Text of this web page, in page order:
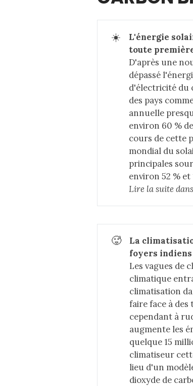
☀️
L'énergie
toute
D'après une
dépassé
d'électricité du
des pays
annuelle
environ 60 %
cours de cette
mondial du
principales
environ 52 %
Lire la suite dans
🥵
La
foyers
Les vagues de
climatique
climatisation
faire face à des
cependant à
augmente les
quelque 15
climatiseur
lieu d'un
dioxyde de